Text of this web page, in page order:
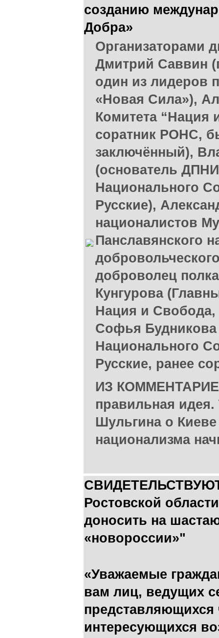
созданию
Добра»
Организаторами
Дмитрий Саввин
один из лидеров
«Новая Сила»),
Комитета “Нация
соратник РОНС,
заключённый),
(основатель
Национального
Русские),
националистов
Панславянского
доброволец
Кунгурова
Нация и
Софья
Национального
Русские, ранее
ИЗ
правильная
Шульгина о Киеве
национализма
Ростовской
доносить на
«новороссии»"
«Уважаемые
вам лиц, ведущих
представляющихся
интересующихся